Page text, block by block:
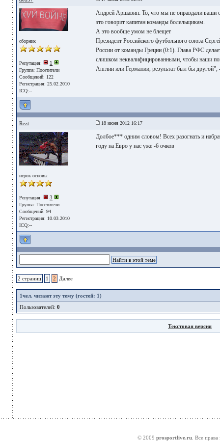
сборник
Репутация: 1
Группа: Посетители
Сообщений: 122
Регистрация: 25.02.2010
ICQ:--
Андрей Аршавин: То, что мы не оправдали ваши
это говорит капитан команды болельщикам.
А это вообще умом не блещет
Президент Российского футбольного союза
России от команды Греции (0:1). Глава РФС
слишком неквалифицированными, чтобы наши
Англии или Германии, результат был бы другой",
Rezt 18 июня 2012 16:17
игрок основы
Репутация: 3
Группа: Посетители
Сообщений: 94
Регистрация: 10.03.2010
ICQ:--
Долбое*** одним словом! Всех разогнать и
году на Евро у нас уже -6 очков
2 страниц 1 2 Далее
1чел. читают эту тему (гостей: 1)
Пользователей: 0
Текстовая версия
© 2009 prosportlive.ru . Все